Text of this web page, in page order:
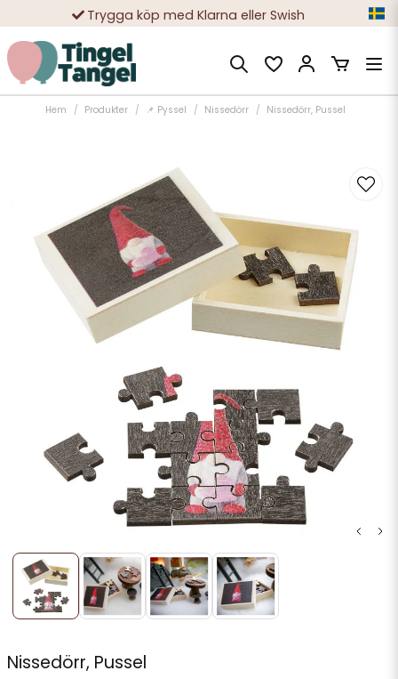
Trygga köp med Klarna eller Swish
10 000-tals nöjda kunder
Hem Produkter 📌 Pyssel Nissedörr Nissedörr, Pussel
Nissedörr, Pussel